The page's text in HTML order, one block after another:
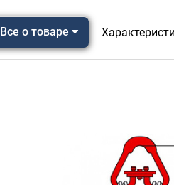
Все о товаре